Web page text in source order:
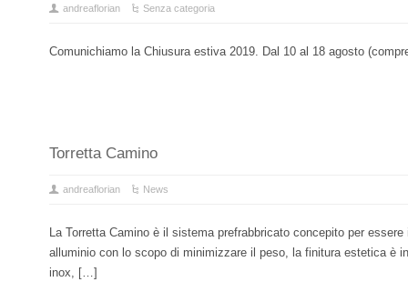
andreaflorian Senza categoria
Comunichiamo la Chiusura estiva 2019. Dal 10 al 18 agosto
Torretta Camino
andreaflorian News
La Torretta Camino è il sistema prefrabbricato concepito per
alluminio con lo scopo di minimizzare il peso, la finitura estetica è
inox, […]